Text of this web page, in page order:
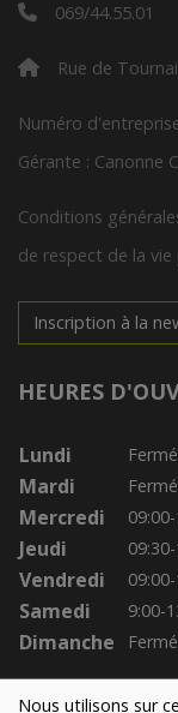
Nous utilisons sur
069/44.55.01
Rue de
Numéro
Gérante : Canonne
Conditions
de respect de la vie
Inscription à la
HEURES
Lundi Fermé
Mardi Fermé
Mercredi
Jeudi
Vendredi
Samedi 9:00-
Dimanche Fermé